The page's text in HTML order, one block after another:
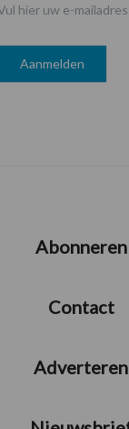
hier uw e-
Abonneren
Contact
Adverteren